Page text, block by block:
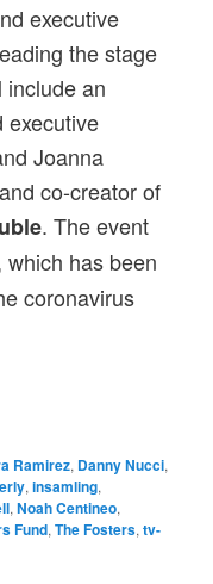
executive
the stage
include an
executive
Joanna
co-creator of
. The event
which has been
coronavirus
Ramirez, Danny Nucci,
,insamling,
,Noah Centineo,
Fund,The Fosters,tv-